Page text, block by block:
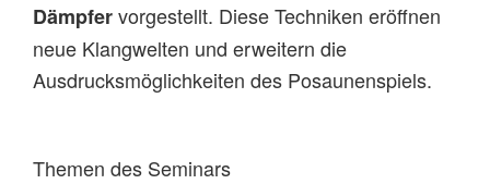
Dämpfervorgestellt. Diese Techniken eröffnen
neue Klangwelten und erweitern die
Ausdrucksmöglichkeiten des Posaunenspiels.
Themen des Seminars